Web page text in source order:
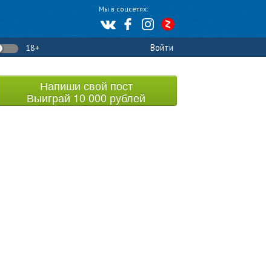
Мы в соцсетях:
18+ Войти
Напиши свой пост
Выиграй 10 000 рублей